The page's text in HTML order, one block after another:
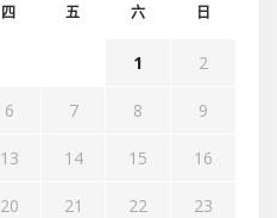
四 五 六 日
1 2
6 7 8 9
13 14 15 16
20 21 22 23